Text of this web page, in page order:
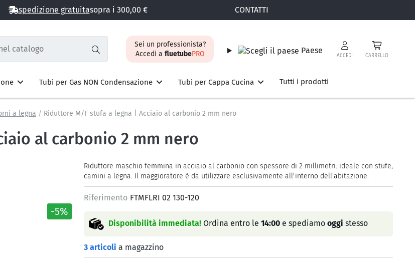
spedizione gratuitasopra i 300,00 € CONTATTI
Sei un professionista?
Accedi a fluetubePRO Paese
ACCEDI CARRELLO
Tubi per Gas NON Condensazione Tubi per Cappa Cucina Tutti i prodotti
a legna Riduttore M/F stufa a legna | Acciaio al carbonio 2 mm nero
al carbonio 2 mm nero
-5%
Riduttore maschio femmina in acciaio al carbonio con spessore di 2 millimetri. ideale con stufe,
camini a legna. Il maggioratore è da utilizzare esclusivamente all'interno dell'abitazione.
Riferimento FTMFLRI 02 130-120
Disponibilità immediata! Ordina entro le 14:00 e spediamo oggi stesso
3 articoli a magazzino